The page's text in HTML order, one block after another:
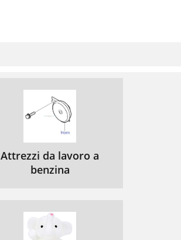
Attrezzi da lavoro a
benzina